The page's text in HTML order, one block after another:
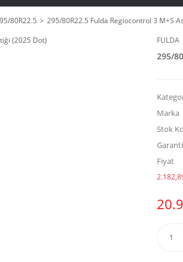
80R22.5
295/80R22.5 Fulda Regiocontrol 3 M+S
FULDA
295/
Marka
Stok
Fiyat